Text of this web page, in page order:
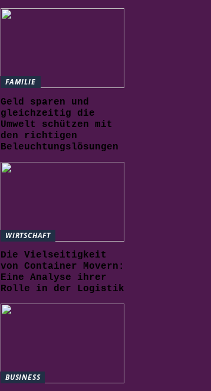
FAMILIE
Geld sparen und
gleichzeitig die
Umwelt schützen mit
den richtigen
Beleuchtungslösungen
WIRTSCHAFT
Die Vielseitigkeit
von Container Movern:
Eine Analyse ihrer
Rolle in der Logistik
BUSINESS